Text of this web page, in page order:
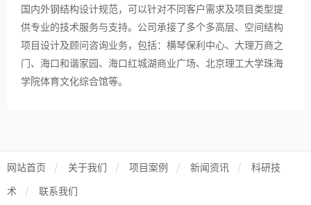
国内外钢结构设计规范，可以针对不同客户需求及项目类型提
供专业的技术服务与支持。公司承接了多个多高层、空间结构
项目设计及顾问咨询业务，包括：横琴保利中心、大理万商之
门、海口和谐家园、海口红城湖商业广场、北京理工大学珠海
学院体育文化综合馆等。
网站首页 / 关于我们 / 项目案例 / 新闻资讯 / 科研技
术 / 联系我们